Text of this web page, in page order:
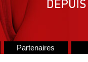
Partenaires